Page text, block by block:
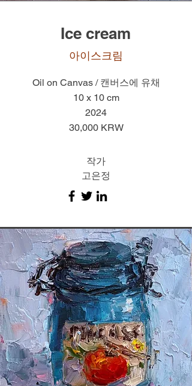
Ice cream
​아이스크림
Oil on Canvas / 캔버스에 유채
10 x 10 cm
2024
30,000 KRW
작가
고은정